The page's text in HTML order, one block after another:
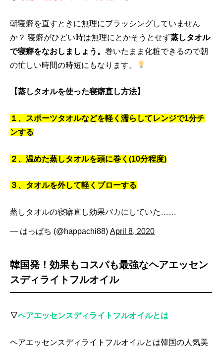
朝寝癖を直すときに無理にブラッシングしていません
か？ 寝癖がひどい時は無理にとかそうとせず蒸しタオル
で寝癖をなおしましょう。 巻いたまま化粧できるので朝
の忙しい時間の時短にもなります。
【蒸しタオルを使った寝癖直し方法】
１、スポーツタオルなどを軽く濡らしてレンジで1分チ
ンする
２、温めた蒸しタオルを頭に巻く(10分程度)
３、タオルを外して軽くブローする
蒸しタオルの寝癖直し効果バカにしていた……
— はっぱち (@happachi88) April 8, 2020
韓国発！効果もコスパも最強なヘアエッセン
スディライトフルオイル
▽ヘアエッセンスディライトフルオイルとは
ヘアエッセンスディライトフルオイルとは韓国の人気美